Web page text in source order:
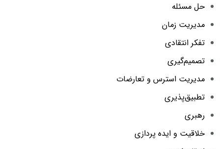
حل مسئله
مدیریت زمان
تفکر انتقادی
تصمیم‌گیری
مدیریت استرس و تعارضات
تطبیق‌پذیری
رهبری
خلاقیت و ایده پردازی